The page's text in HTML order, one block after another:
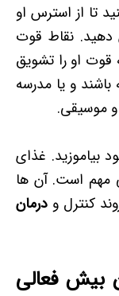
تا از استرس او
دهید. نقاط قوت
قوت او را تشویق
باشند و یا مدرسه
و موسیقی.
بیاموزید. غذای
مهم است. آن ها
کنترل و درمان
بیش فعالی